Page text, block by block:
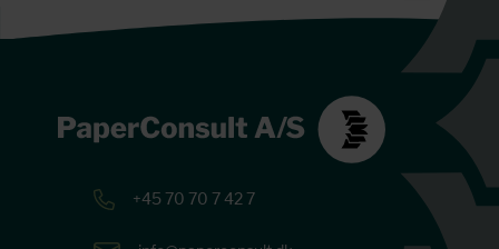
+45 70 70 7 42 7